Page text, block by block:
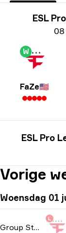
Toernooi info
ESL
Datum
W
FaZe🇺🇸
ESL Pro
Vorige
Woensdag 01
Group Stage -bo1
L